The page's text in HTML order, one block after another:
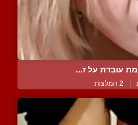
עובדת על ז...
| 2 המלצות